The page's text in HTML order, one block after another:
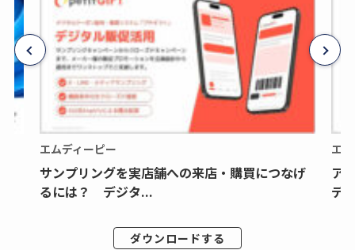
エムディーピー
サンプリングを実店舗への来店・購買につなげ
るには？ デジタ...
ダウンロードする
エ
ア
デ